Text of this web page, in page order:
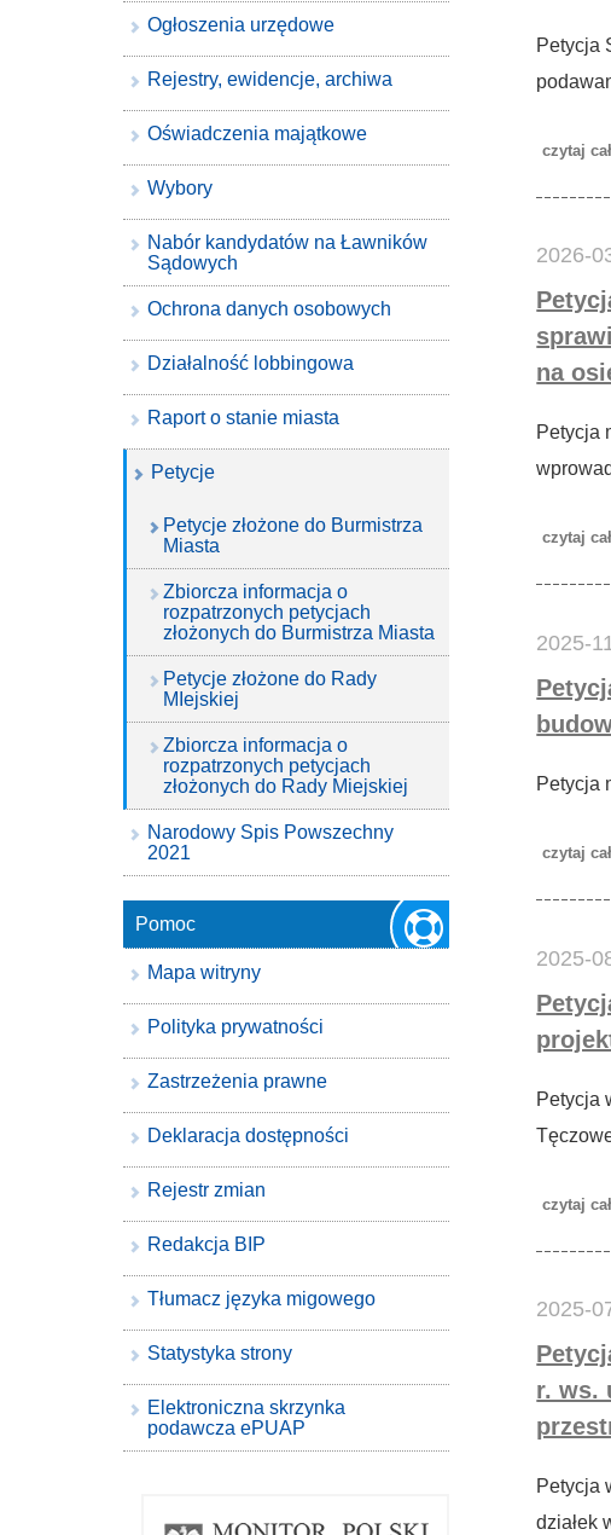
Petycja
2026-
na
Petycja
2025-
Petycja
2025-
Petycja
2025-
r. ws.
Petycja
działek
Ogłoszenia urzędowe
Rejestry, ewidencje, archiwa
Oświadczenia majątkowe
Wybory
Nabór kandydatów na Ławników
Sądowych
Ochrona danych osobowych
Działalność lobbingowa
Raport o stanie miasta
Petycje
Petycje złożone do Burmistrza
Miasta
Zbiorcza informacja o
rozpatrzonych petycjach
złożonych do Burmistrza Miasta
Petycje złożone do Rady
MIejskiej
Zbiorcza informacja o
rozpatrzonych petycjach
złożonych do Rady Miejskiej
Narodowy Spis Powszechny
2021
Pomoc
Mapa witryny
Polityka prywatności
Zastrzeżenia prawne
Deklaracja dostępności
Rejestr zmian
Redakcja BIP
Tłumacz języka migowego
Statystyka strony
Elektroniczna skrzynka
podawcza ePUAP